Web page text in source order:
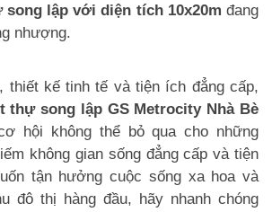
song lập với diện tích 10x20m đang
nhượng.
thiết kế tinh tế và tiện ích đẳng cấp,
thự song lập GS Metrocity Nhà Bè
hội không thể bỏ qua cho những
không gian sống đẳng cấp và tiện
tận hưởng cuộc sống xa hoa và
đô thị hàng đầu, hãy nhanh chóng